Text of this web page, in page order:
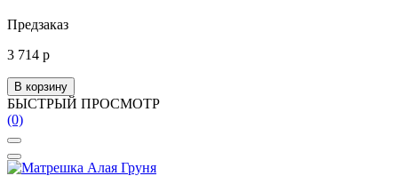
Предзаказ
3 714 р
В корзину
БЫСТРЫЙ ПРОСМОТР
(0)